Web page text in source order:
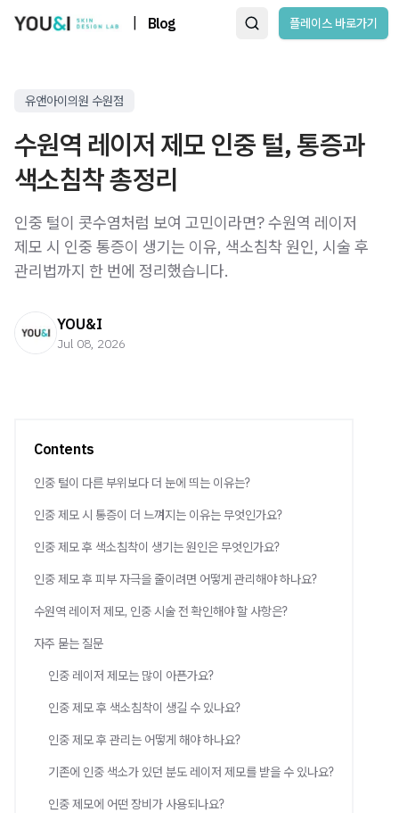
Blog 플레이스 바로가기
유앤아이의원 수원점
수원역 레이저 제모 인중 털, 통증과
색소침착 총정리
인중 털이 콧수염처럼 보여 고민이라면? 수원역 레이저
제모 시 인중 통증이 생기는 이유, 색소침착 원인, 시술 후
관리법까지 한 번에 정리했습니다.
YOU&I
Jul 08, 2026
Contents
인중 털이 다른 부위보다 더 눈에 띄는 이유는?
인중 제모 시 통증이 더 느껴지는 이유는 무엇인가요?
인중 제모 후 색소침착이 생기는 원인은 무엇인가요?
인중 제모 후 피부 자극을 줄이려면 어떻게 관리해야 하나요?
수원역 레이저 제모, 인중 시술 전 확인해야 할 사항은?
자주 묻는 질문
인중 레이저 제모는 많이 아픈가요?
인중 제모 후 색소침착이 생길 수 있나요?
인중 제모 후 관리는 어떻게 해야 하나요?
기존에 인중 색소가 있던 분도 레이저 제모를 받을 수 있나요?
인중 제모에 어떤 장비가 사용되나요?